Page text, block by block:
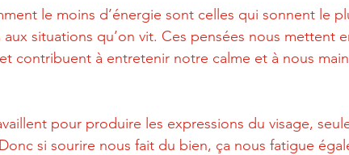
le moins d’énergie sont celles qui sonnent le
situations qu’on vit. Ces pensées nous mettent
contribuent à entretenir notre calme et à nous
pour produire les expressions du visage,
si sourire nous fait du bien, ça nous fatigue